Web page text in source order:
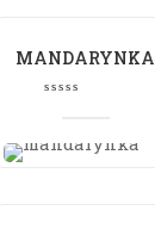
MANDARYNKA